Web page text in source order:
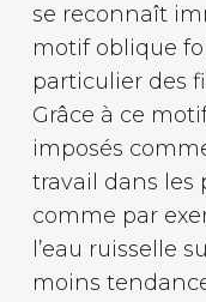
se reconnaît
motif oblique
particulier des
Grâce à ce
imposés
travail dans les
comme par
l’eau ruisselle
moins